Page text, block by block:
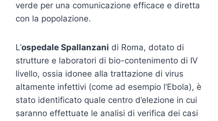
verde per una comunicazione efficace e diretta
con la popolazione.
L’ospedale Spallanzani di Roma, dotato di
strutture e laboratori di bio-contenimento di IV
livello, ossia idonee alla trattazione di virus
altamente infettivi (come ad esempio l’Ebola), è
stato identificato quale centro d’elezione in cui
saranno effettuate le analisi di verifica dei casi